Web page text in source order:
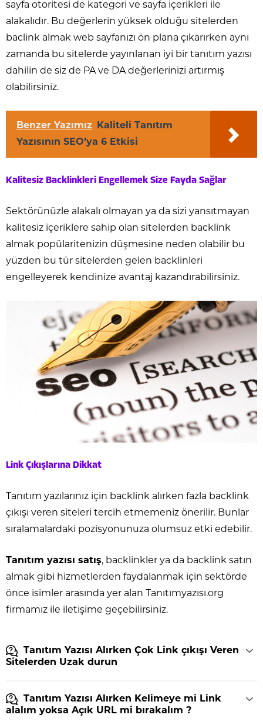
sayfa otoritesi de kategori ve sayfa içerikleri ile
alakalıdır. Bu değerlerin yüksek olduğu sitelerden
baclink almak web sayfanızı ön plana çıkarırken aynı
zamanda bu sitelerde yayınlanan iyi bir tanıtım yazısı
dahilin de siz de PA ve DA değerlerinizi artırmış
olabilirsiniz.
Benzer Yazımız Kaliteli Tanıtım
Yazısının SEO’ya 6 Etkisi
Kalitesiz Backlinkleri Engellemek Size Fayda Sağlar
Sektörünüzle alakalı olmayan ya da sizi yansıtmayan
kalitesiz içeriklere sahip olan sitelerden backlink
almak popülaritenizin düşmesine neden olabilir bu
yüzden bu tür sitelerden gelen backlinleri
engelleyerek kendinize avantaj kazandırabilirsiniz.
Link Çıkışlarına Dikkat
Tanıtım yazılarınız için backlink alırken fazla backlink
çıkışı veren siteleri tercih etmemeniz önerilir. Bunlar
sıralamalardaki pozisyonunuza olumsuz etki edebilir.
Tanıtım yazısı satış, backlinkler ya da backlink satın
almak gibi hizmetlerden faydalanmak için sektörde
önce isimler arasında yer alan Tanıtımyazısı.org
firmamız ile iletişime geçebilirsiniz.
Tanıtım Yazısı Alırken Çok Link çıkışı Veren
Sitelerden Uzak durun
Tanıtım Yazısı Alırken Kelimeye mi Link
alalım yoksa Açık URL mi bırakalım ?